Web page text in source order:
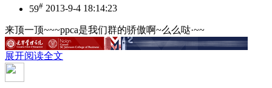
59# 2013-9-4 18:14:23
来顶一顶~~~ppca是我们群的骄傲啊~么么哒·~~
展开阅读全文